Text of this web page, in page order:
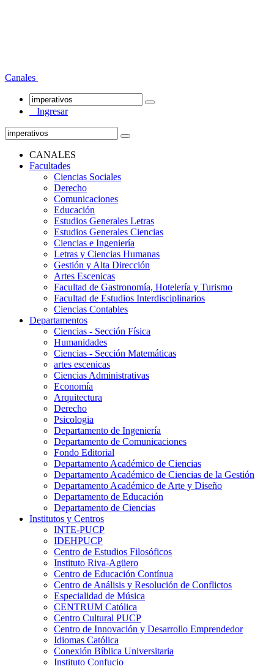
Canales
Ingresar
CANALES
Facultades
Ciencias Sociales
Derecho
Comunicaciones
Educación
Estudios Generales Letras
Estudios Generales Ciencias
Ciencias e Ingeniería
Letras y Ciencias Humanas
Gestión y Alta Dirección
Artes Escenicas
Facultad de Gastronomía, Hotelería y Turismo
Facultad de Estudios Interdisciplinarios
Ciencias Contables
Departamentos
Ciencias - Sección Física
Humanidades
Ciencias - Sección Matemáticas
artes escenicas
Ciencias Administrativas
Economía
Arquitectura
Derecho
Psicologia
Departamento de Ingeniería
Departamento de Comunicaciones
Fondo Editorial
Departamento Académico de Ciencias
Departamento Académico de Ciencias de la Gestión
Departamento Académico de Arte y Diseño
Departamento de Educación
Departamento de Ciencias
Institutos y Centros
INTE-PUCP
IDEHPUCP
Centro de Estudios Filosóficos
Instituto Riva-Agüero
Centro de Educación Contínua
Centro de Análisis y Resolución de Conflictos
Especialidad de Música
CENTRUM Católica
Centro Cultural PUCP
Centro de Innovación y Desarrollo Emprendedor
Idiomas Católica
Conexión Bíblica Universitaria
Instituto Confucio